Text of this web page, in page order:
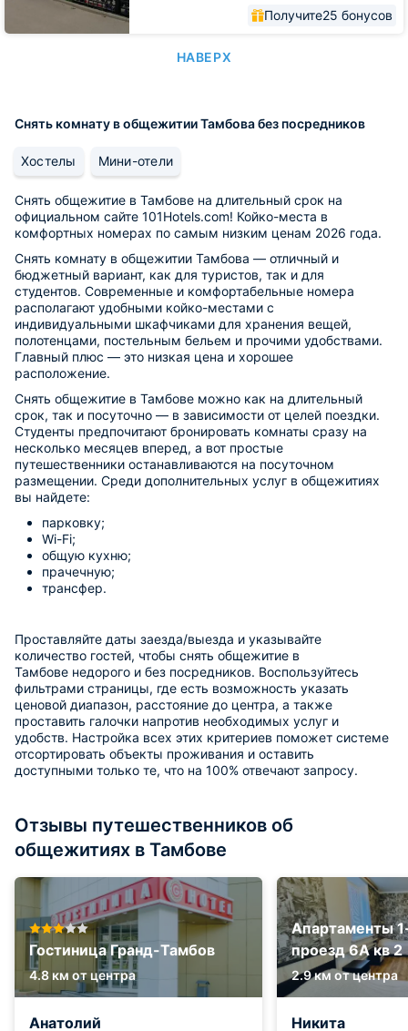
Получите25 бонусов
НАВЕРХ
Снять комнату в общежитии Тамбова без посредников
Хостелы Мини-отели
Снять общежитие в Тамбове на длительный срок на
официальном сайте 101Hotels.com! Койко-места в
комфортных номерах по самым низким ценам 2026 года.
Снять комнату в общежитии Тамбова — отличный и
бюджетный вариант, как для туристов, так и для
студентов. Современные и комфортабельные номера
располагают удобными койко-местами с
индивидуальными шкафчиками для хранения вещей,
полотенцами, постельным бельем и прочими удобствами.
Главный плюс — это низкая цена и хорошее
расположение.
Снять общежитие в Тамбове можно как на длительный
срок, так и посуточно — в зависимости от целей поездки.
Студенты предпочитают бронировать комнаты сразу на
несколько месяцев вперед, а вот простые
путешественники останавливаются на посуточном
размещении. Среди дополнительных услуг в общежитиях
вы найдете:
парковку;
Wi-Fi;
общую кухню;
прачечную;
трансфер.
Проставляйте даты заезда/выезда и указывайте
количество гостей, чтобы снять общежитие в
Тамбове недорого и без посредников. Воспользуйтесь
фильтрами страницы, где есть возможность указать
ценовой диапазон, расстояние до центра, а также
проставить галочки напротив необходимых услуг и
удобств. Настройка всех этих критериев поможет системе
отсортировать объекты проживания и оставить
доступными только те, что на 100% отвечают запросу.
Отзывы путешественников об
общежитиях в Тамбове
Гостиница Гранд-Тамбов
4.8 км от центра
Анатолий
Апартаменты
проезд 6А кв 2
2.9 км от центра
Никита